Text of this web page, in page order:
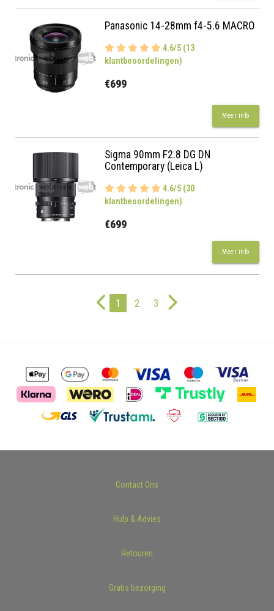
Panasonic 14-28mm f4-5.6 MACRO
4.6/5 (13
klantbeoordelingen)
€699
Meer info
Sigma 90mm F2.8 DG DN
Contemporary (Leica L)
4.6/5 (30
klantbeoordelingen)
€699
Meer info
1 2 3
Contact Ons
Hulp & Advies
Retouren
Gratis bezorging